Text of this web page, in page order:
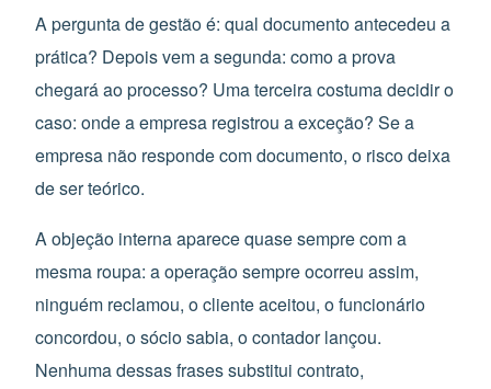
A pergunta de gestão é: qual documento antecedeu a
prática? Depois vem a segunda: como a prova
chegará ao processo? Uma terceira costuma decidir o
caso: onde a empresa registrou a exceção? Se a
empresa não responde com documento, o risco deixa
de ser teórico.
A objeção interna aparece quase sempre com a
mesma roupa: a operação sempre ocorreu assim,
ninguém reclamou, o cliente aceitou, o funcionário
concordou, o sócio sabia, o contador lançou.
Nenhuma dessas frases substitui contrato,